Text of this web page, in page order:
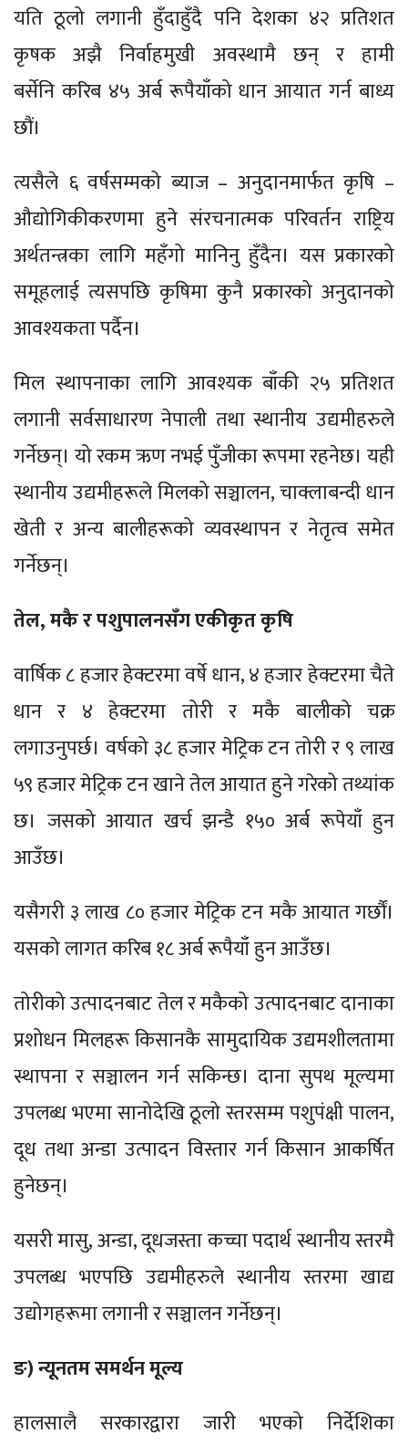
यति ठूलो लगानी हुँदाहुँदै पनि देशका ४२ प्रतिशत
कृषक अझै निर्वाहमुखी अवस्थामै छन् र हामी
बर्सेनि करिब ४५ अर्ब रूपैयाँको धान आयात गर्न बाध्य
छौं।
त्यसैले ६ वर्षसम्मको ब्याज – अनुदानमार्फत कृषि –
औद्योगिकीकरणमा हुने संरचनात्मक परिवर्तन राष्ट्रिय
अर्थतन्त्रका लागि महँगो मानिनु हुँदैन। यस प्रकारको
समूहलाई त्यसपछि कृषिमा कुनै प्रकारको अनुदानको
आवश्यकता पर्दैन।
मिल स्थापनाका लागि आवश्यक बाँकी २५ प्रतिशत
लगानी सर्वसाधारण नेपाली तथा स्थानीय उद्यमीहरुले
गर्नेछन्। यो रकम ऋण नभई पुँजीका रूपमा रहनेछ। यही
स्थानीय उद्यमीहरूले मिलको सञ्चालन, चाक्लाबन्दी धान
खेती र अन्य बालीहरूको व्यवस्थापन र नेतृत्व समेत
गर्नेछन्।
तेल, मकै र पशुपालनसँग एकीकृत कृषि
वार्षिक ८ हजार हेक्टरमा वर्षे धान, ४ हजार हेक्टरमा चैते
धान र ४ हेक्टरमा तोरी र मकै बालीको चक्र
लगाउनुपर्छ। वर्षको ३८ हजार मेट्रिक टन तोरी र ९ लाख
५९ हजार मेट्रिक टन खाने तेल आयात हुने गरेको तथ्यांक
छ। जसको आयात खर्च झन्डै १५० अर्ब रूपेयाँ हुन
आउँछ।
यसैगरी ३ लाख ८० हजार मेट्रिक टन मकै आयात गर्छौं।
यसको लागत करिब १८ अर्ब रूपैयाँ हुन आउँछ।
तोरीको उत्पादनबाट तेल र मकैको उत्पादनबाट दानाका
प्रशोधन मिलहरू किसानकै सामुदायिक उद्यमशीलतामा
स्थापना र सञ्चालन गर्न सकिन्छ। दाना सुपथ मूल्यमा
उपलब्ध भएमा सानोदेखि ठूलो स्तरसम्म पशुपंक्षी पालन,
दूध तथा अन्डा उत्पादन विस्तार गर्न किसान आकर्षित
हुनेछन्।
यसरी मासु, अन्डा, दूधजस्ता कच्चा पदार्थ स्थानीय स्तरमै
उपलब्ध भएपछि उद्यमीहरुले स्थानीय स्तरमा खाद्य
उद्योगहरूमा लगानी र सञ्चालन गर्नेछन्।
ङ) न्यूनतम समर्थन मूल्य
हालसालै सरकारद्वारा जारी भएको निर्देशिका